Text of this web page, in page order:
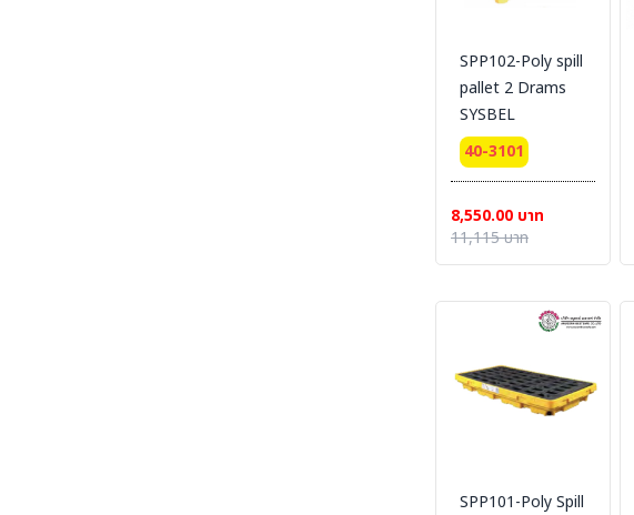
SPP102-Poly spill
pallet 2 Drams
SYSBEL
40-3101
8,550.00 บาท
11,115 บาท
SPP101-Poly Spill